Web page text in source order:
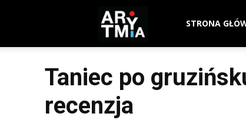
arytmia.eu
STRONA
Taniec po
recenzja